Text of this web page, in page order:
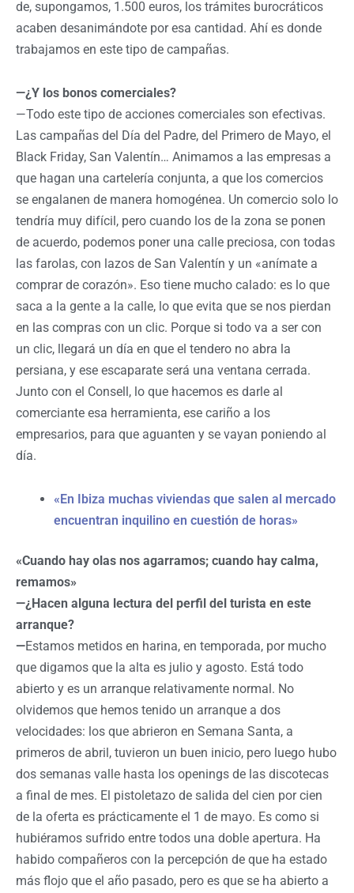
de, supongamos, 1.500 euros, los trámites burocráticos
acaben desanimándote por esa cantidad. Ahí es donde
trabajamos en este tipo de campañas.
—¿Y los bonos comerciales?
—Todo este tipo de acciones comerciales son efectivas.
Las campañas del Día del Padre, del Primero de Mayo, el
Black Friday, San Valentín… Animamos a las empresas a
que hagan una cartelería conjunta, a que los comercios
se engalanen de manera homogénea. Un comercio solo lo
tendría muy difícil, pero cuando los de la zona se ponen
de acuerdo, podemos poner una calle preciosa, con todas
las farolas, con lazos de San Valentín y un «anímate a
comprar de corazón». Eso tiene mucho calado: es lo que
saca a la gente a la calle, lo que evita que se nos pierdan
en las compras con un clic. Porque si todo va a ser con
un clic, llegará un día en que el tendero no abra la
persiana, y ese escaparate será una ventana cerrada.
Junto con el Consell, lo que hacemos es darle al
comerciante esa herramienta, ese cariño a los
empresarios, para que aguanten y se vayan poniendo al
día.
«En Ibiza muchas viviendas que salen al mercado
encuentran inquilino en cuestión de horas»
«Cuando hay olas nos agarramos; cuando hay calma,
remamos»
—¿Hacen alguna lectura del perfil del turista en este
arranque?
—Estamos metidos en harina, en temporada, por mucho
que digamos que la alta es julio y agosto. Está todo
abierto y es un arranque relativamente normal. No
olvidemos que hemos tenido un arranque a dos
velocidades: los que abrieron en Semana Santa, a
primeros de abril, tuvieron un buen inicio, pero luego hubo
dos semanas valle hasta los openings de las discotecas
a final de mes. El pistoletazo de salida del cien por cien
de la oferta es prácticamente el 1 de mayo. Es como si
hubiéramos sufrido entre todos una doble apertura. Ha
habido compañeros con la percepción de que ha estado
más flojo que el año pasado, pero es que se ha abierto a